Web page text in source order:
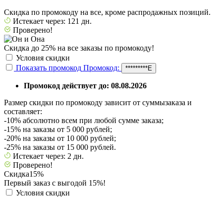
Скидка по промокоду на все, кроме распродажных позиций.
Истекает через: 121 дн.
Проверено!
Скидка до 25% на все заказы по промокоду!
Условия скидки
Показать промокод Промокод: *********Е
Промокод действует до: 08.08.2026
Размер скидки по промокоду зависит от суммызаказа и
составляет:
-10% абсолютно всем при любой сумме заказа;
-15% на заказы от 5 000 рублей;
-20% на заказы от 10 000 рублей;
-25% на заказы от 15 000 рублей.
Истекает через: 2 дн.
Проверено!
Скидка15%
Первый заказ с выгодой 15%!
Условия скидки